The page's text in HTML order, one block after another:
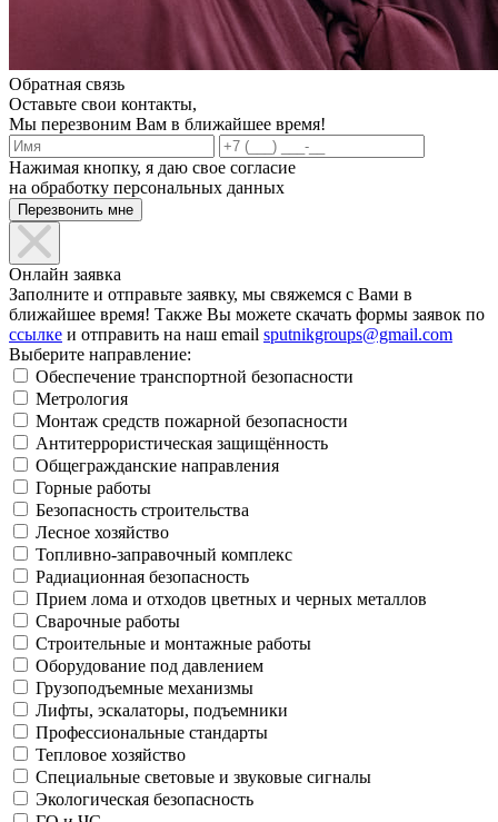
Обратная связь
Оставьте свои контакты,
Мы перезвоним Вам в ближайшее время!
Нажимая кнопку, я даю свое согласие
на обработку персональных данных
Онлайн заявка
Заполните и отправьте заявку, мы свяжемся с Вами в
ближайшее время! Также Вы можете скачать формы заявок по
ссылке и отправить на наш email sputnikgroups@gmail.com
Выберите направление:
Обеспечение транспортной безопасности
Метрология
Монтаж средств пожарной безопасности
Антитеррористическая защищённость
Общегражданские направления
Горные работы
Безопасность строительства
Лесное хозяйство
Топливно-заправочный комплекс
Радиационная безопасность
Прием лома и отходов цветных и черных металлов
Сварочные работы
Строительные и монтажные работы
Оборудование под давлением
Грузоподъемные механизмы
Лифты, эскалаторы, подъемники
Профессиональные стандарты
Тепловое хозяйство
Специальные световые и звуковые сигналы
Экологическая безопасность